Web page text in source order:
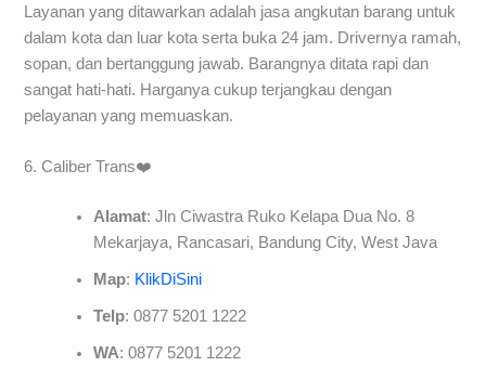
Layanan yang ditawarkan adalah jasa angkutan barang untuk
dalam kota dan luar kota serta buka 24 jam. Drivernya ramah,
sopan, dan bertanggung jawab. Barangnya ditata rapi dan
sangat hati-hati. Harganya cukup terjangkau dengan
pelayanan yang memuaskan.
6. Caliber Trans❤️
Alamat: Jln Ciwastra Ruko Kelapa Dua No. 8
Mekarjaya, Rancasari, Bandung City, West Java
Map: KlikDiSini
Telp: 0877 5201 1222
WA: 0877 5201 1222